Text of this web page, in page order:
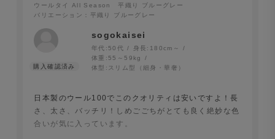
ウールタイ All Season 平織り ブルーグレー
バリエーション：平織り ブルーグレー
sogokaisei
年代: 50代 身長: 180cm～
体重: 55～59kg
体型: スリム型（細身・華奢）
日本製のウール100でこのクオリティは安いですよ！長
さ、太さ、バッチリ！しめごごちがとても良く絶妙な色
合いが気に入っています。